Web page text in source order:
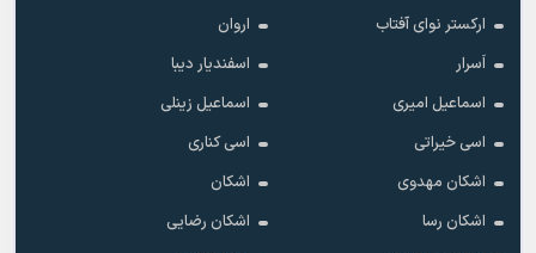
ارکستر نوای آفتاب
اروان
اَسرار
اسفندیار دیبا
اسماعیل امیری
اسماعیل زینلی
اسی خیراتی
اسی کناری
اشکان مهدوى
اشکان
اشکان رسا
اشکان رضایی